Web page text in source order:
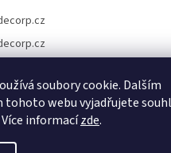
soubory cookie. Dalším
tohoto webu vyjadřujete
informacízde.